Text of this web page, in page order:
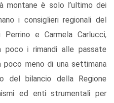
montane è solo l’ultimo dei
i consiglieri regionali del
Perrino e Carmela Carlucci,
poco i rimandi alle passate
meno di una settimana
del bilancio della Regione
ed enti strumentali per